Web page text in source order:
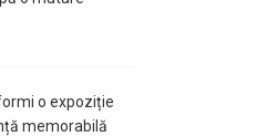
o expoziție
memorabilă